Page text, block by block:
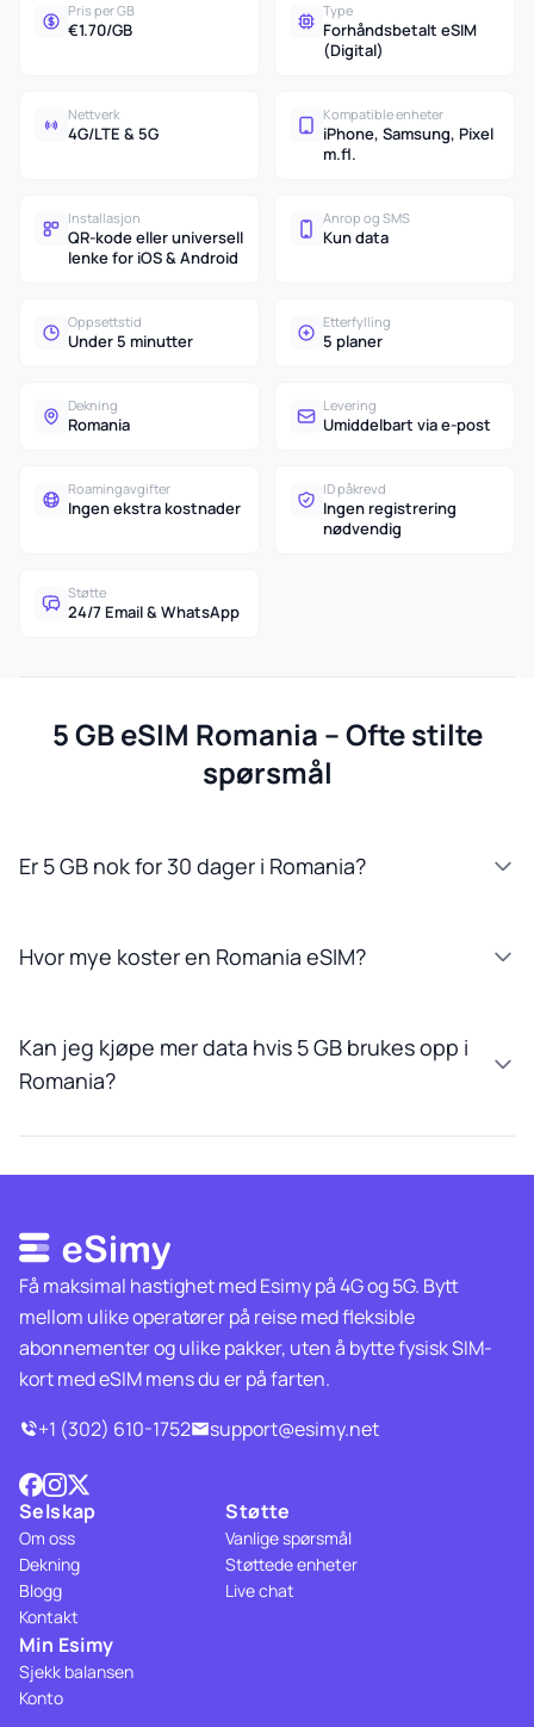
Pris per GB
€1.70/GB
Type
Forhåndsbetalt eSIM
(Digital)
Nettverk
4G/LTE & 5G
Kompatible enheter
iPhone, Samsung, Pixel
m.fl.
Installasjon
QR-kode eller universell
lenke for iOS & Android
Anrop og SMS
Kun data
Oppsettstid
Under 5 minutter
Etterfylling
5 planer
Dekning
Romania
Levering
Umiddelbart via e-post
Roamingavgifter
Ingen ekstra kostnader
ID påkrevd
Ingen registrering
nødvendig
Støtte
24/7 Email & WhatsApp
5 GB eSIM Romania – Ofte stilte
spørsmål
Er 5 GB nok for 30 dager i Romania?
Hvor mye koster en Romania eSIM?
Kan jeg kjøpe mer data hvis 5 GB brukes opp i
Romania?
Få maksimal hastighet med Esimy på 4G og 5G. Bytt
mellom ulike operatører på reise med fleksible
abonnementer og ulike pakker, uten å bytte fysisk SIM-
kort med eSIM mens du er på farten.
+1 (302) 610-1752
support@esimy.net
Selskap
Om oss
Dekning
Blogg
Kontakt
Støtte
Vanlige spørsmål
Støttede enheter
Live chat
Min Esimy
Sjekk balansen
Konto